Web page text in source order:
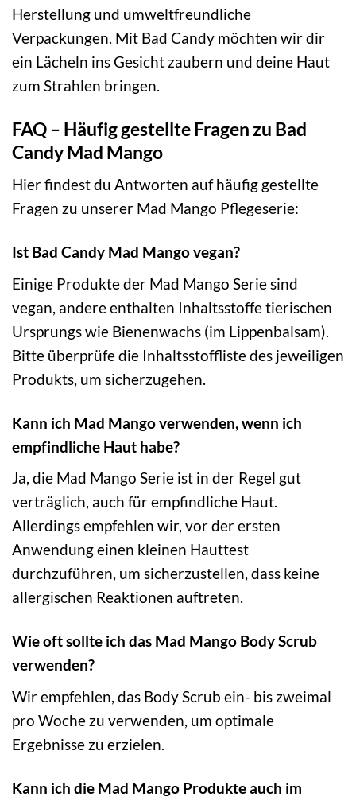
Herstellung und umweltfreundliche
Verpackungen. Mit Bad Candy möchten wir dir
ein Lächeln ins Gesicht zaubern und deine Haut
zum Strahlen bringen.
FAQ – Häufig gestellte Fragen zu Bad
Candy Mad Mango
Hier findest du Antworten auf häufig gestellte
Fragen zu unserer Mad Mango Pflegeserie:
Ist Bad Candy Mad Mango vegan?
Einige Produkte der Mad Mango Serie sind
vegan, andere enthalten Inhaltsstoffe tierischen
Ursprungs wie Bienenwachs (im Lippenbalsam).
Bitte überprüfe die Inhaltsstoffliste des jeweiligen
Produkts, um sicherzugehen.
Kann ich Mad Mango verwenden, wenn ich
empfindliche Haut habe?
Ja, die Mad Mango Serie ist in der Regel gut
verträglich, auch für empfindliche Haut.
Allerdings empfehlen wir, vor der ersten
Anwendung einen kleinen Hauttest
durchzuführen, um sicherzustellen, dass keine
allergischen Reaktionen auftreten.
Wie oft sollte ich das Mad Mango Body Scrub
verwenden?
Wir empfehlen, das Body Scrub ein- bis zweimal
pro Woche zu verwenden, um optimale
Ergebnisse zu erzielen.
Kann ich die Mad Mango Produkte auch im